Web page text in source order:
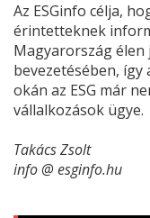
Az ESGinfo célja,
érintetteknek
Magyarország élen
bevezetésében,
okán az ESG már
vállalkozások ügye.
Takács Zsolt
info @ esginfo.hu